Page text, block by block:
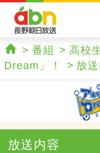
abn
ホーム
番組
高校
Dream」！
放
放送内容